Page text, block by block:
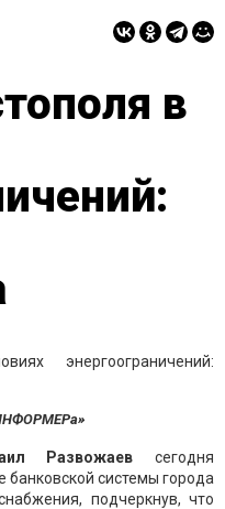
в
Развожаев сегодня
системы города
подчеркнув, что